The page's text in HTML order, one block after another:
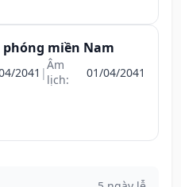
miền Nam
2041 |Âm
lịch:
01/04/2041